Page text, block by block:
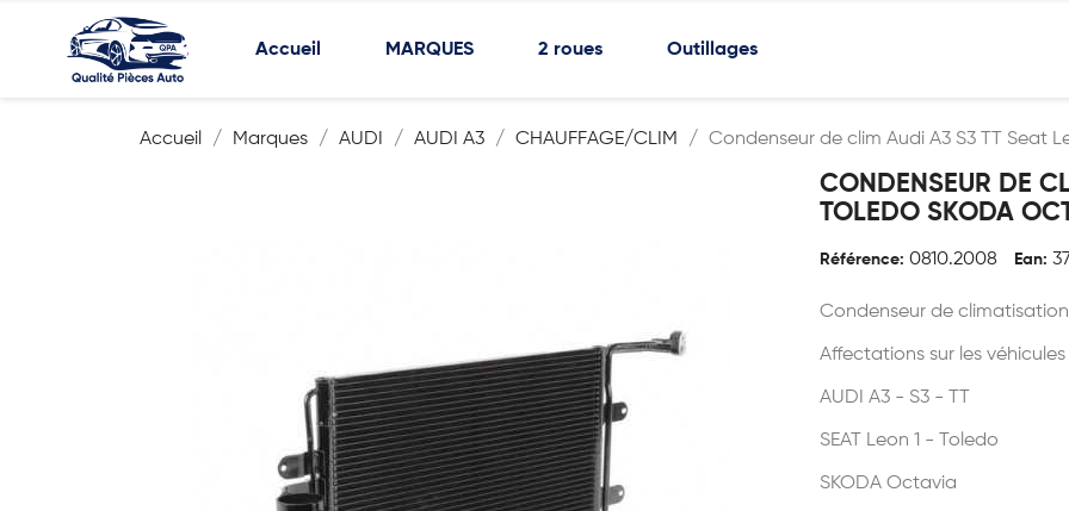
Accueil MARQUES 2 roues Outillages
Accueil Marques AUDI AUDI A3 CHAUFFAGE/CLIM Condenseur de clim Audi A3 S3 TT Seat
CONDENSEUR DE
TOLEDO SKODA
Référence: 0810.2008 Ean:
Condenseur de
Affectations sur les
AUDI A3 - S3 - TT
SEAT Leon 1 - Toledo
SKODA Octavia